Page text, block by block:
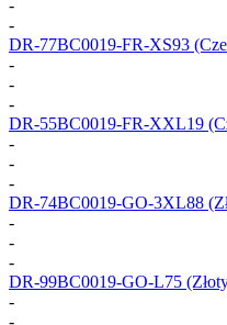
-
-
DR-77BC0019-FR-XS93
-
-
-
DR-55BC0019-FR-XXL19
-
-
-
DR-74BC0019-GO-3XL88
-
-
-
DR-99BC0019-GO-L75
-
-